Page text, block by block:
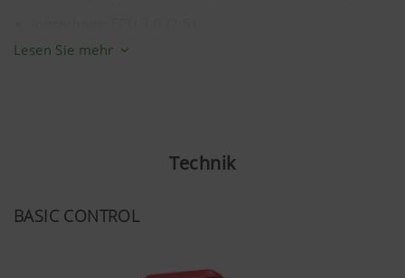
Mögliche Bedienelemente
Traktorterminal via ISOBUS-Kabel
Lesen Sie mehr
Technik
BASIC CONTROL